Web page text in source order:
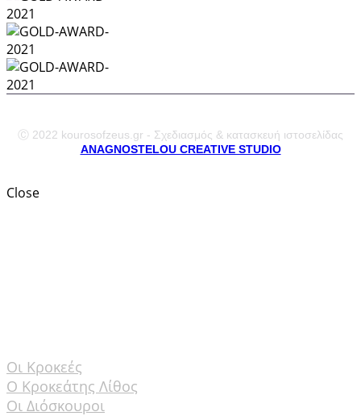
Ⓒ 2022 kourosofzeus.gr - Σχεδιασμός & κατασκευή ιστοσελίδας
ANAGNOSTELOU CREATIVE STUDIO
Close
Οι Κροκεές
Ο Κροκεάτης Λίθος
Οι Διόσκουροι